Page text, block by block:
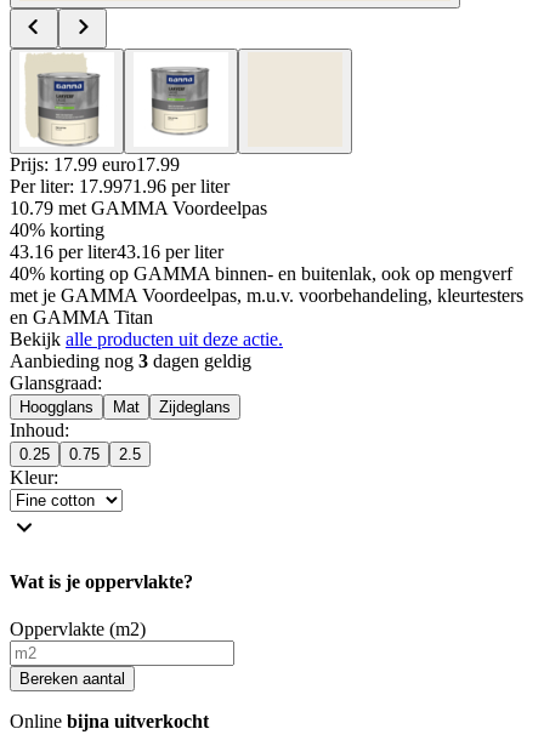
Prijs: 17.99 euro17.99
Per liter: 17.9971.96 per liter
10.79 met GAMMA Voordeelpas
40% korting
43.16 per liter43.16 per liter
40% korting op GAMMA binnen- en buitenlak, ook op mengverf
met je GAMMA Voordeelpas, m.u.v. voorbehandeling, kleurtesters
en GAMMA Titan
Bekijk alle producten uit deze actie.
Aanbieding nog 3 dagen geldig
Glansgraad:
Hoogglans Mat Zijdeglans
Inhoud:
0.25 0.75 2.5
Kleur:
Wat is je oppervlakte?
Oppervlakte (m2)
Bereken aantal
Online bijna uitverkocht